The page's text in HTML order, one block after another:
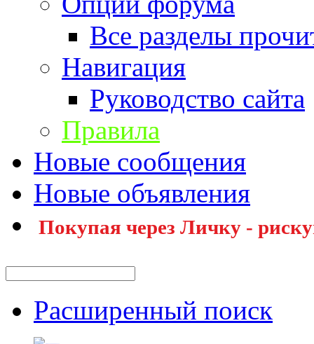
Все разделы
Навигация
Руководство сайта
Правила
Новые сообщения
Новые объявления
Покупая через Личку -
Расширенный поиск